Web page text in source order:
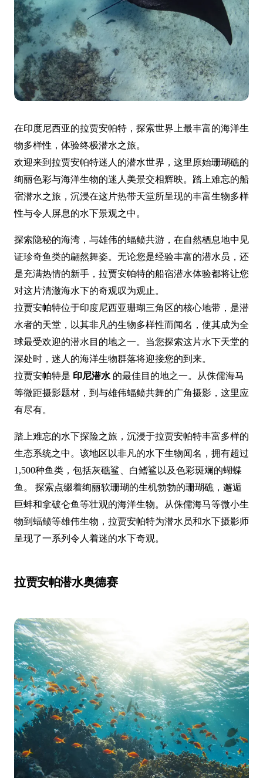
在印度尼西亚的拉贾安帕特，探索世界上最丰富的海洋生
物多样性，体验终极潜水之旅。
欢迎来到拉贾安帕特迷人的潜水世界，这里原始珊瑚礁的
绚丽色彩与海洋生物的迷人美景交相辉映。踏上难忘的船
宿潜水之旅，沉浸在这片热带天堂所呈现的丰富生物多样
性与令人屏息的水下景观之中。
探索隐秘的海湾，与雄伟的蝠鲼共游，在自然栖息地中见
证珍奇鱼类的翩然舞姿。无论您是经验丰富的潜水员，还
是充满热情的新手，拉贾安帕特的船宿潜水体验都将让您
对这片清澈海水下的奇观叹为观止。
拉贾安帕特位于印度尼西亚珊瑚三角区的核心地带，是潜
水者的天堂，以其非凡的生物多样性而闻名，使其成为全
球最受欢迎的潜水目的地之一。当您探索这片水下天堂的
深处时，迷人的海洋生物群落将迎接您的到来。
拉贾安帕特是 印尼潜水 的最佳目的地之一。从侏儒海马
等微距摄影题材，到与雄伟蝠鲼共舞的广角摄影，这里应
有尽有。
踏上难忘的水下探险之旅，沉浸于拉贾安帕特丰富多样的
生态系统之中。该地区以非凡的水下生物闻名，拥有超过
1,500种鱼类，包括灰礁鲨、白鳍鲨以及色彩斑斓的蝴蝶
鱼。 探索点缀着绚丽软珊瑚的生机勃勃的珊瑚礁，邂逅
巨蚌和拿破仑鱼等壮观的海洋生物。从侏儒海马等微小生
物到蝠鲼等雄伟生物，拉贾安帕特为潜水员和水下摄影师
呈现了一系列令人着迷的水下奇观。
拉贾安帕潜水奥德赛